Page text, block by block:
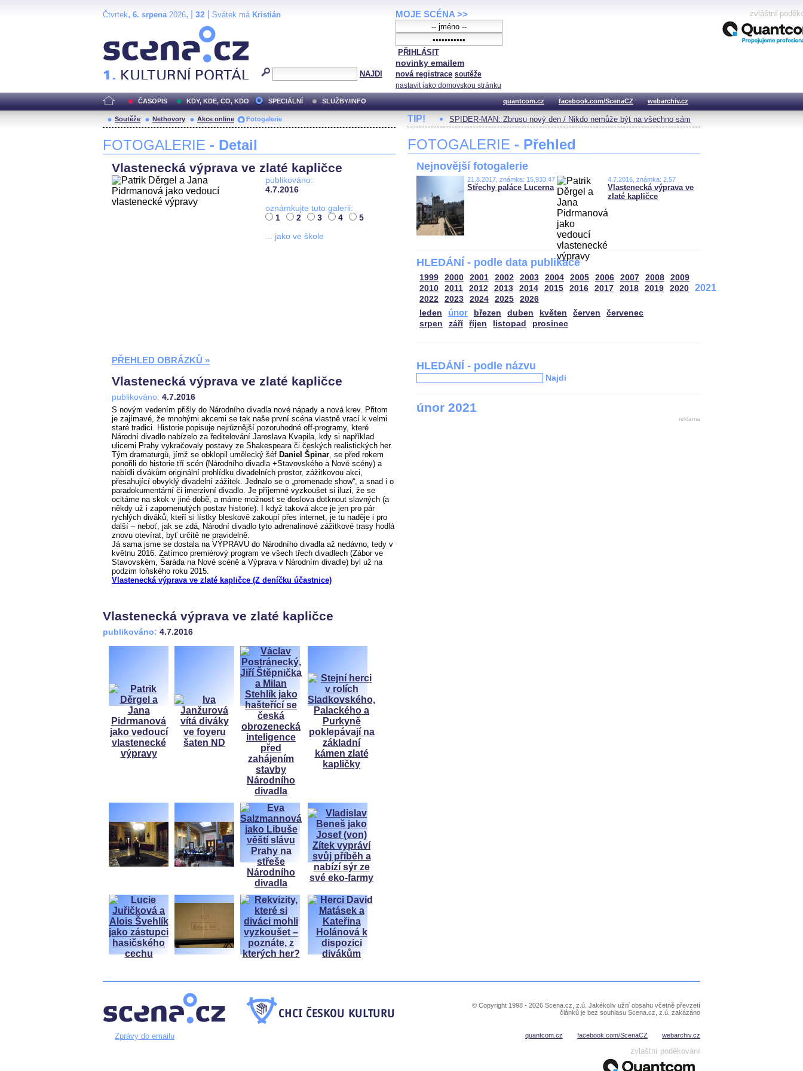
Čtvrtek, 6. srpena2026, | 32 Svátek má Kristián
NAJDI
MOJE SCÉNA >>
PŘIHLÁSIT
novinky emailem
nová registrace soutěže
nastavit jako domovskou stránku
zvláštní
ČASOPIS KDY, KDE, CO, KDO SPECIÁLNÍ SLUŽBY/INFO quantcom.cz facebook.com/ScenaCZ webarchiv.cz
Soutěže Nethovory Akce online Fotogalerie
FOTOGALERIE - Detail
Vlastenecká výprava ve zlaté kapličce
publikováno:
4.7.2016
oznámkujte tuto galerii:
1
2 3 4
5
... jako ve škole
PŘEHLED OBRÁZKŮ »
Vlastenecká výprava ve zlaté kapličce
publikováno: 4.7.2016
S novým vedením přišly do Národního divadla nové nápady a nová krev. Přitom
je zajímavé, že mnohými akcemi se tak naše první scéna vlastně vrací k velmi
staré tradici. Historie popisuje nejrůznější pozoruhodné off-programy, které
Národní divadlo nabízelo za ředitelování Jaroslava Kvapila, kdy si například
ulicemi Prahy vykračovaly postavy ze Shakespeara či českých realistických her.
Tým dramaturgů, jímž se obklopil umělecký šéf Daniel Špinar, se před rokem
ponořili do historie tří scén (Národního divadla +Stavovského a Nové scény) a
nabídli divákům originální prohlídku divadelních prostor, zážitkovou akci,
přesahující obvyklý divadelní zážitek. Jednalo se o „promenade show“, a snad i o
paradokumentární či imerzivní divadlo. Je příjemné vyzkoušet si iluzi, že se
ocitáme na skok v jiné době, a máme možnost se doslova dotknout slavných (a
někdy už i zapomenutých postav historie). I když taková akce je jen pro pár
rychlých diváků, kteří si lístky bleskově zakoupí přes internet, je tu naděje i pro
další – neboť, jak se zdá, Národní divadlo tyto adrenalinové zážitkové trasy hodlá
znovu otevírat, byť určitě ne pravidelně.
Já sama jsme se dostala na VÝPRAVU do Národního divadla až nedávno, tedy v
květnu 2016. Zatímco premiérový program ve všech třech divadlech (Zábor ve
Stavovském, Šaráda na Nové scéně a Výprava v Národním divadle) byl už na
podzim loňského roku 2015.
Vlastenecká výprava ve zlaté kapličce (Z deníčku účastnice)
Vlastenecká výprava ve zlaté kapličce
publikováno: 4.7.2016
TIP! SPIDER-MAN: Zbrusu nový den / Nikdo nemůže být na všechno sám
FOTOGALERIE - Přehled
Nejnovější fotogalerie
21.8.2017, známka: 15,933.47
Střechy paláce Lucerna
4.7.2016, známka: 2.57
Vlastenecká výprava ve
zlaté kapličce
HLEDÁNÍ - podle data publikace
1999 2000 2001 2002 2003 2004 2005 2006 2007 2008
2009
2010
2011 2012 2013 2014 2015 2016 2017 2018 2019 2020 2021
2022 2023 2024 2025
2026
leden
únor březen duben květen červen
červenec
srpen
září říjen listopad prosinec
HLEDÁNÍ - podle názvu
Najdi
únor 2021
reklama
© Copyright 1998 - 2026 Scena.cz, z.ú. Jakékoliv užití obsahu včetně převzetí
článků je bez souhlasu Scena.cz, z.ú. zakázáno
Zprávy do emailu quantcom.cz facebook.com/ScenaCZ webarchiv.cz
zvláštní poděkování